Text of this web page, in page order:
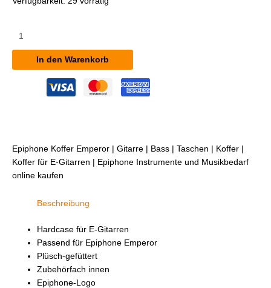
Koffer
Emperor
Menge
In den Warenkorb
Epiphone Koffer Emperor | Gitarre | Bass | Taschen | Koffer |
Koffer für E-Gitarren | Epiphone Instrumente und Musikbedarf
online kaufen
Beschreibung
Hardcase für E-Gitarren
Passend für Epiphone Emperor
Plüsch-gefüttert
Zubehörfach innen
Epiphone-Logo